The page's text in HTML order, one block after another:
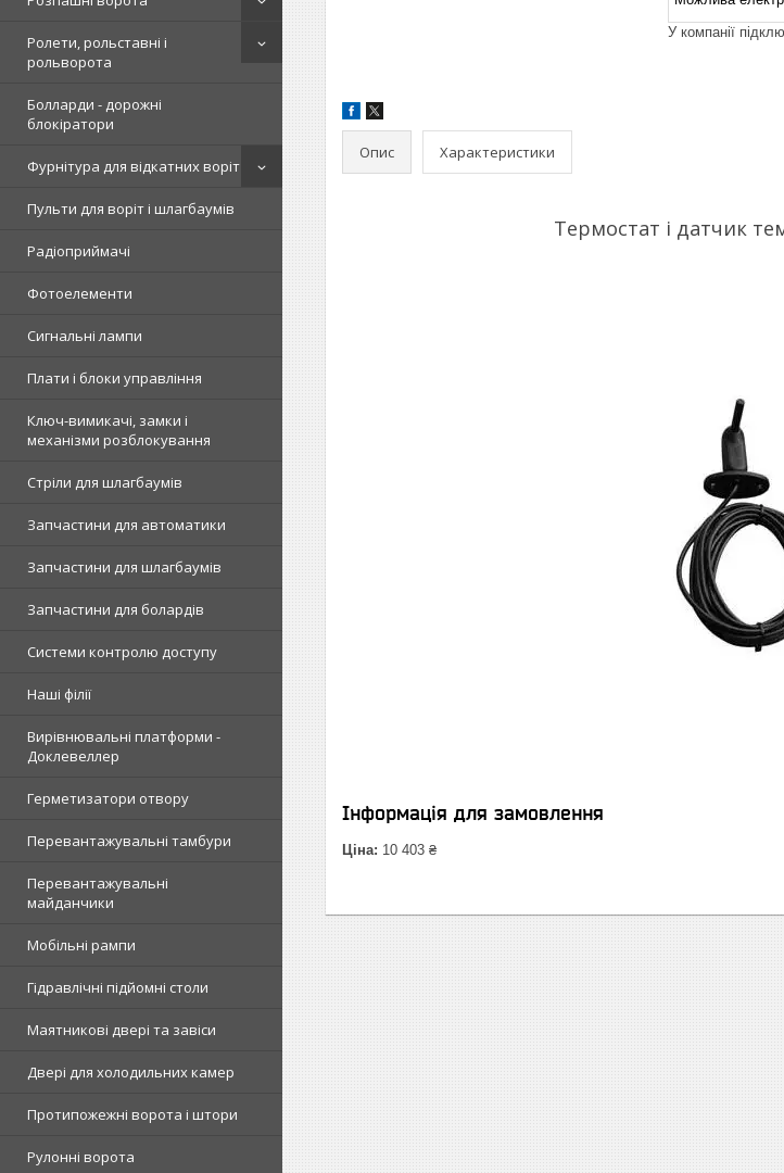
Ролети, рольставні і
рольворота
Болларди - дорожні
блокіратори
Фурнітура для відкатних воріт
Пульти для воріт і шлагбаумів
Радіоприймачі
Фотоелементи
Сигнальні лампи
Плати і блоки управління
Ключ-вимикачі, замки і
механізми розблокування
Стріли для шлагбаумів
Запчастини для автоматики
Запчастини для шлагбаумів
Запчастини для болардів
Системи контролю доступу
Наші філії
Вирівнювальні платформи -
Доклевеллер
Герметизатори отвору
Перевантажувальні тамбури
Перевантажувальні
майданчики
Мобільні рампи
Гідравлічні підйомні столи
Маятникові двері та завіси
Двері для холодильних камер
Протипожежні ворота і штори
Рулонні ворота
У компанії
Опис Характеристики
Термостат і датчик
Інформація для замовлення
Ціна: 10 403 ₴